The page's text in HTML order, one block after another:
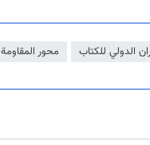
الدولي للكتاب محور المقاومة